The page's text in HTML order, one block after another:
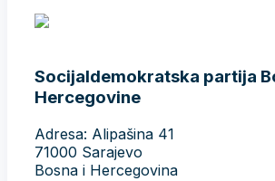
Socijaldemokratska partija
Hercegovine
Adresa: Alipašina 41
71000 Sarajevo
Bosna i Hercegovina